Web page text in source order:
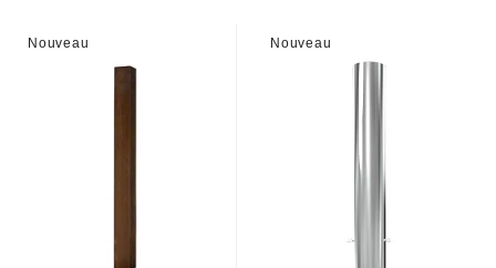
Nouveau Nouveau